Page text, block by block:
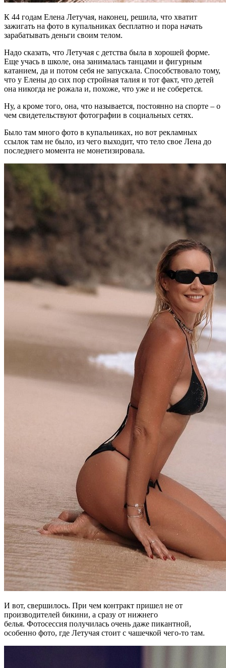
К 44 годам Елена Летучая, наконец, решила, что хватит
зажигать на фото в купальниках бесплатно и пора начать
зарабатывать деньги своим телом.
Надо сказать, что Летучая с детства была в хорошей форме.
Еще учась в школе, она занималась танцами и фигурным
катанием, да и потом себя не запускала. Способствовало тому,
что у Елены до сих пор стройная талия и тот факт, что детей
она никогда не рожала и, похоже, что уже и не соберется.
Ну, а кроме того, она, что называется, постоянно на спорте – о
чем свидетельствуют фотографии в социальных сетях.
Было там много фото в купальниках, но вот рекламных
ссылок там не было, из чего выходит, что тело свое Лена до
последнего момента не монетизировала.
И вот, свершилось. При чем контракт пришел не от
производителей бикини, а сразу от нижнего
белья. Фотосессия получилась очень даже пикантной,
особенно фото, где Летучая стоит с чашечкой чего-то там.